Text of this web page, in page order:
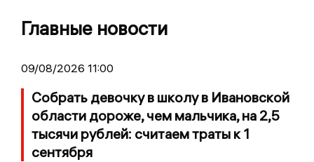
Главные новости
09/08/2026 11:00
Собрать девочку в школу в Ивановской
области дороже, чем мальчика, на 2,5
тысячи рублей: считаем траты к 1
сентября